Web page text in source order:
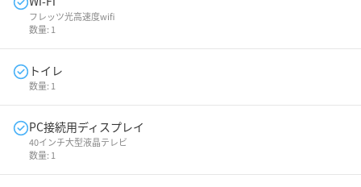
フレッツ光高速度wifi
数量: 1
トイレ
数量: 1
PC接続用ディスプレイ
40インチ大型液晶テレビ
数量: 1